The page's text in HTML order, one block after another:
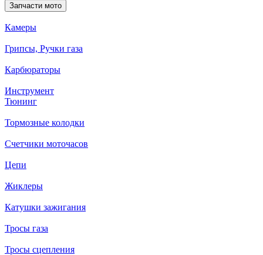
Запчасти мото
Камеры
Грипсы, Ручки газа
Карбюраторы
Инструмент
Тюнинг
Тормозные колодки
Счетчики моточасов
Цепи
Жиклеры
Катушки зажигания
Тросы газа
Тросы сцепления